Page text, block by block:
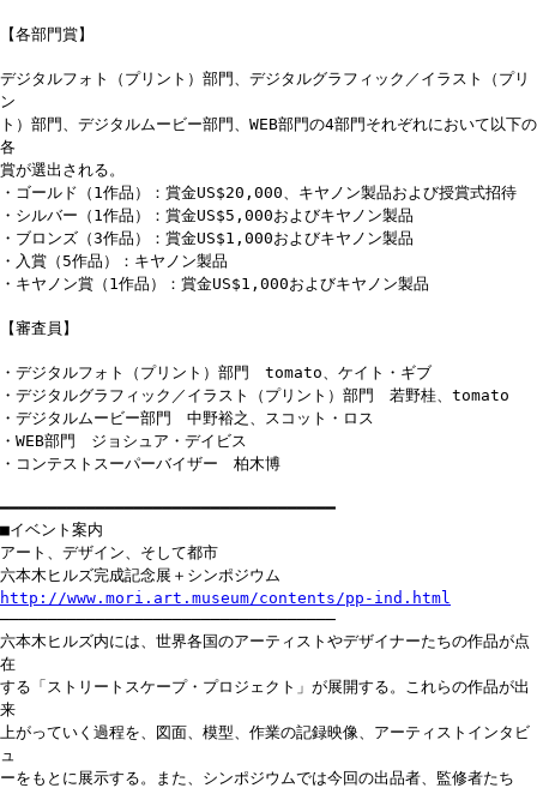
【各部門賞】
デジタルフォト（プリント）部門、デジタルグラフィック／イラスト（プリ
ン
ト）部門、デジタルムービー部門、WEB部門の4部門それぞれにおいて以下の
各
賞が選出される。
・ゴールド（1作品）：賞金US$20,000、キヤノン製品および授賞式招待
・シルバー（1作品）：賞金US$5,000およびキヤノン製品
・ブロンズ（3作品）：賞金US$1,000およびキヤノン製品
・入賞（5作品）：キヤノン製品
・キヤノン賞（1作品）：賞金US$1,000およびキヤノン製品
【審査員】
・デジタルフォト（プリント）部門 tomato、ケイト・ギブ
・デジタルグラフィック／イラスト（プリント）部門 若野桂、tomato
・デジタルムービー部門 中野裕之、スコット・ロス
・WEB部門 ジョシュア・デイビス
・コンテストスーパーバイザー 柏木博
━━━━━━━━━━━━━━━━━━━━━━━━━━━━━━━━━━━
■イベント案内
アート、デザイン、そして都市
六本木ヒルズ完成記念展＋シンポジウム
http://www.mori.art.museum/contents/pp-ind.html
───────────────────────────────────
六本木ヒルズ内には、世界各国のアーティストやデザイナーたちの作品が点
在
する「ストリートスケープ・プロジェクト」が展開する。これらの作品が出
来
上がっていく過程を、図面、模型、作業の記録映像、アーティストインタビ
ュ
ーをもとに展示する。また、シンポジウムでは今回の出品者、監修者たち